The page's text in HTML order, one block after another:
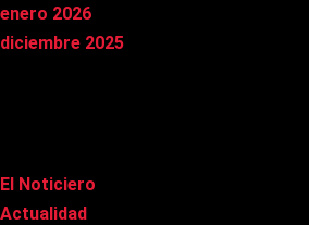
enero 2026
diciembre 2025
El Noticiero
Actualidad